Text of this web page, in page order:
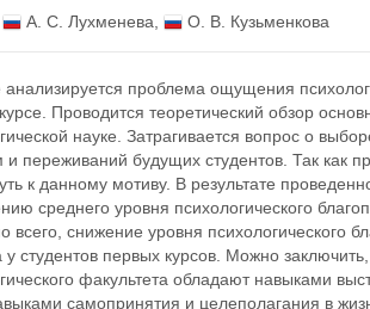
А. С. Лухменева О. В. Кузьменкова
анализируется проблема ощущения
Проводится теоретический обзор
науке. Затрагивается вопрос о
и переживаний будущих студентов. Так как
к данному мотиву. В результате
среднего уровня психологического
всего, снижение уровня психологического
у студентов первых курсов. Можно
факультета обладают навыками
самопринятия и целеполагания в